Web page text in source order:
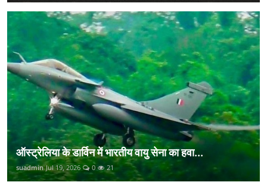
ऑस्ट्रेलिया के डार्विन में भारतीय वायु सेना का हवा...
suadmin Jul 19, 2026 0 21